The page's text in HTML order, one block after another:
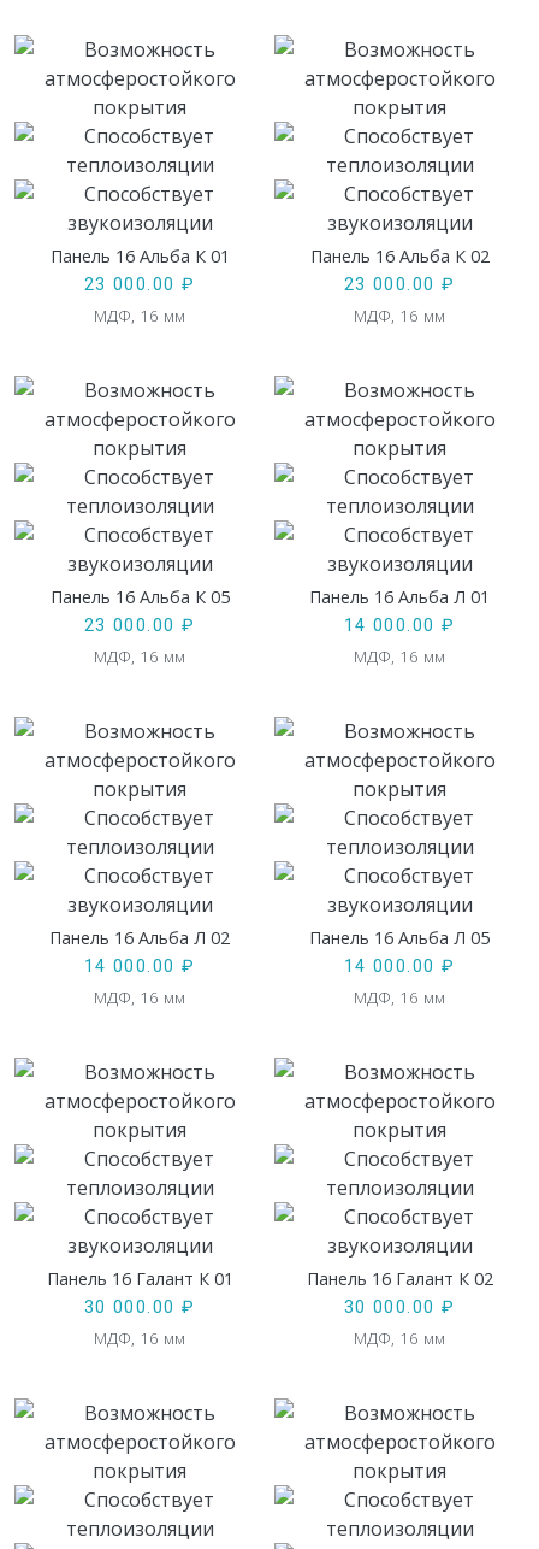
Панель 16 Альба К 01
23 000.00 ₽
МДФ, 16 мм
Панель 16 Альба К 02
23 000.00 ₽
МДФ, 16 мм
Панель 16 Альба К 05
23 000.00 ₽
МДФ, 16 мм
Панель 16 Альба Л 01
14 000.00 ₽
МДФ, 16 мм
Панель 16 Альба Л 02
14 000.00 ₽
МДФ, 16 мм
Панель 16 Альба Л 05
14 000.00 ₽
МДФ, 16 мм
Панель 16 Галант К 01
30 000.00 ₽
МДФ, 16 мм
Панель 16 Галант К 02
30 000.00 ₽
МДФ, 16 мм